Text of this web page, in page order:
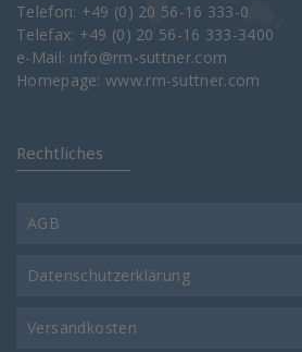
Telefon: +49 (0) 20 56-16 333-0
Telefax: +49 (0) 20 56-16 333-3400
e-Mail: info@rm-suttner.com
Homepage:www.rm-suttner.com
Rechtliches
AGB
Datenschutzerklärung
Versandkosten